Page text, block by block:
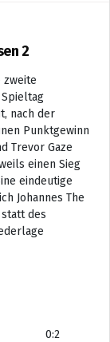
2
zweite
nach der
Punktgewinn
Trevor Gaze
einen Sieg
eindeutige
Johannes The
des
0:2